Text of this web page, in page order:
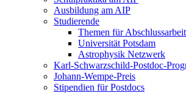
Ausbildung am AIP
Studierende
Themen für
Universität Potsdam
Astrophysik Netzwerk
Karl-Schwarzschild-Postdoc-
Johann-Wempe-Preis
Stipendien für Postdocs